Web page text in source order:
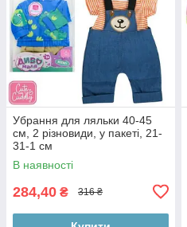
Убрання для ляльки 40-45
см, 2 різновиди, у пакеті, 21-
31-1 см
В наявності
284,40 ₴ 316 ₴